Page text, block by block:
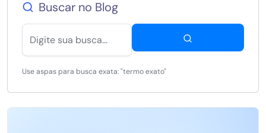
Buscar no Blog
Use aspas para busca exata: "termo exato"